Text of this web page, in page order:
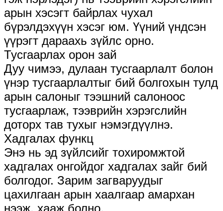
арын хэсэгт байрлах чухал
бүрэлдэхүүн хэсэг юм. Үүний үндсэн
үүрэгт дараахь зүйлс орно.
Тусгаарлах орон зай
Дуу чимээ, дулаан тусгаарлалт болон
үнэр тусгаарлалтыг бий болгохын тулд
арын салоныг тээшний салоноос
тусгаарлаж, тээврийн хэрэгслийн
доторх тав тухыг нэмэгдүүлнэ.
Хадгалах функц
Энэ нь эд зүйлсийг тохиромжтой
хадгалах онгойдог хадгалах зайг бий
болгодог. Зарим загваруудыг
цахилгаан арын хаалгаар амархан
нээж, хааж болно.